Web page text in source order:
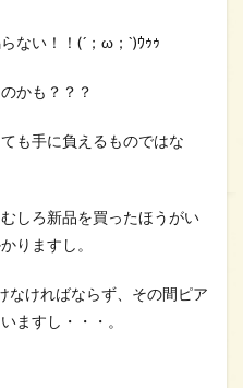
ない！！(´；ω；`)ｳｩｩ
かも？？？
も手に負えるものではな
しろ新品を買ったほうがい
りますし。
なければならず、その間ピア
ますし・・・。